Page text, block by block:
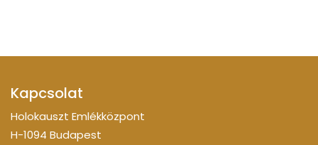
Kapcsolat
Holokauszt Emlékközpont
H-1094 Budapest